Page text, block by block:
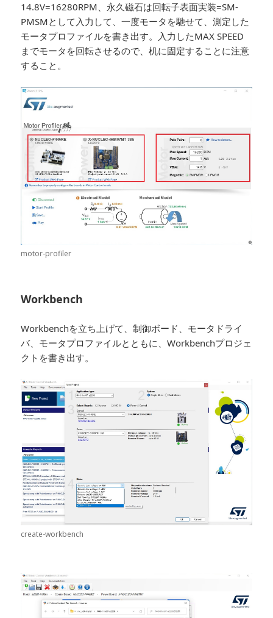
14.8V=16280RPM、永久磁石は回転子表面実装=SM-
PMSMとして入力して、一度モータを馳せて、測定した
モータプロファイルを書き出す。入力したMAX SPEED
までモータを回転させるので、机に固定することに注意
すること。
motor-profiler
Workbench
Workbenchを立ち上げて、制御ボード、モータドライ
バ、モータプロファイルとともに、Workbenchプロジェ
クトを書き出す。
create-workbench